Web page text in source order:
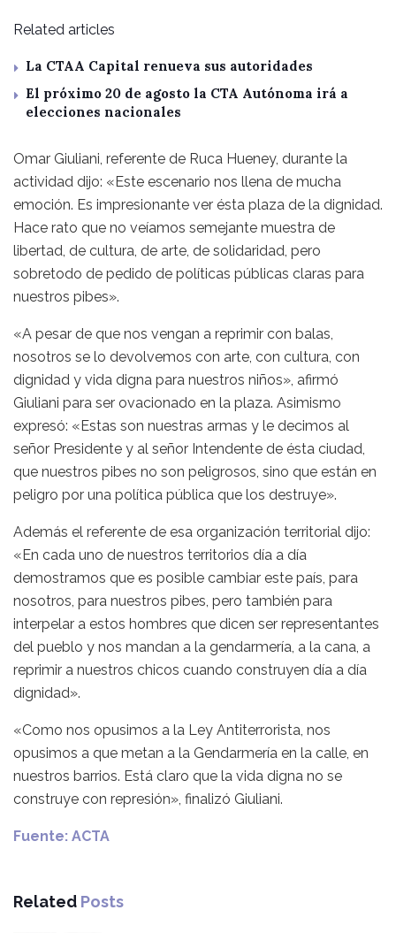
Related articles
La CTAA Capital renueva sus autoridades
El próximo 20 de agosto la CTA Autónoma irá a
elecciones nacionales
Omar Giuliani, referente de Ruca Hueney, durante la
actividad dijo: «Este escenario nos llena de mucha
emoción. Es impresionante ver ésta plaza de la dignidad.
Hace rato que no veíamos semejante muestra de
libertad, de cultura, de arte, de solidaridad, pero
sobretodo de pedido de políticas públicas claras para
nuestros pibes».
«A pesar de que nos vengan a reprimir con balas,
nosotros se lo devolvemos con arte, con cultura, con
dignidad y vida digna para nuestros niños», afirmó
Giuliani para ser ovacionado en la plaza. Asimismo
expresó: «Estas son nuestras armas y le decimos al
señor Presidente y al señor Intendente de ésta ciudad,
que nuestros pibes no son peligrosos, sino que están en
peligro por una política pública que los destruye».
Además el referente de esa organización territorial dijo:
«En cada uno de nuestros territorios día a día
demostramos que es posible cambiar este país, para
nosotros, para nuestros pibes, pero también para
interpelar a estos hombres que dicen ser representantes
del pueblo y nos mandan a la gendarmería, a la cana, a
reprimir a nuestros chicos cuando construyen día a día
dignidad».
«Como nos opusimos a la Ley Antiterrorista, nos
opusimos a que metan a la Gendarmería en la calle, en
nuestros barrios. Está claro que la vida digna no se
construye con represión», finalizó Giuliani.
Fuente: ACTA
Related Posts